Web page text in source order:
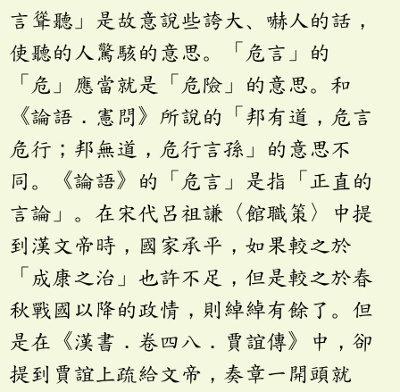
言聳聽」是故意說些誇大、嚇人的話，
使聽的人驚駭的意思。「危言」的
「危」應當就是「危險」的意思。和
《論語．憲問》所說的「邦有道，危言
危行；邦無道，危行言孫」的意思不
同。《論語》的「危言」是指「正直的
言論」。在宋代呂祖謙〈館職策〉中提
到漢文帝時，國家承平，如果較之於
「成康之治」也許不足，但是較之於春
秋戰國以降的政情，則綽綽有餘了。但
是在《漢書．卷四八．賈誼傳》中，卻
提到賈誼上疏給文帝，奏章一開頭就